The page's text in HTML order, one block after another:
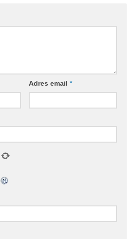
Adres email *